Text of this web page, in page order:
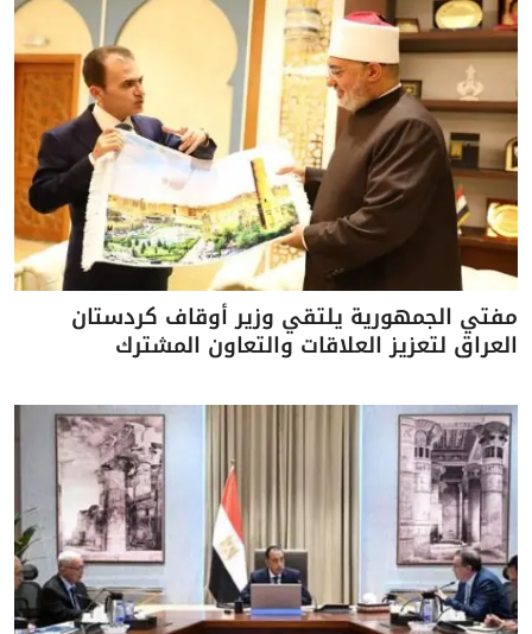
مفتي الجمهورية يلتقي وزير أوقاف كردستان
العراق لتعزيز العلاقات والتعاون المشترك